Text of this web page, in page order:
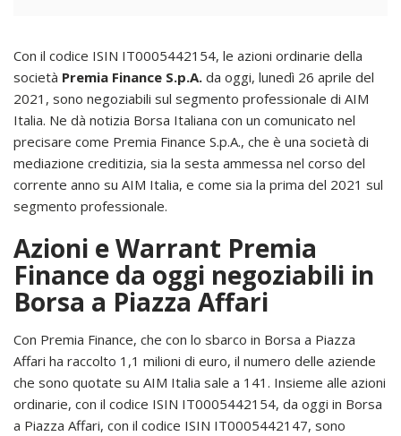
Con il codice ISIN IT0005442154, le azioni ordinarie della
società Premia Finance S.p.A. da oggi, lunedì 26 aprile del
2021, sono negoziabili sul segmento professionale di AIM
Italia. Ne dà notizia Borsa Italiana con un comunicato nel
precisare come Premia Finance S.p.A., che è una società di
mediazione creditizia, sia la sesta ammessa nel corso del
corrente anno su AIM Italia, e come sia la prima del 2021 sul
segmento professionale.
Azioni e Warrant Premia
Finance da oggi negoziabili in
Borsa a Piazza Affari
Con Premia Finance, che con lo sbarco in Borsa a Piazza
Affari ha raccolto 1,1 milioni di euro, il numero delle aziende
che sono quotate su AIM Italia sale a 141. Insieme alle azioni
ordinarie, con il codice ISIN IT0005442154, da oggi in Borsa
a Piazza Affari, con il codice ISIN IT0005442147, sono